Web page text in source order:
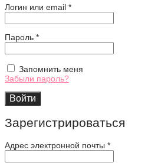
Логин или email *Обязательно
Пароль *Обязательно
Запомнить меня
Забыли пароль?
Войти
Зарегистрироваться
Адрес электронной почты *